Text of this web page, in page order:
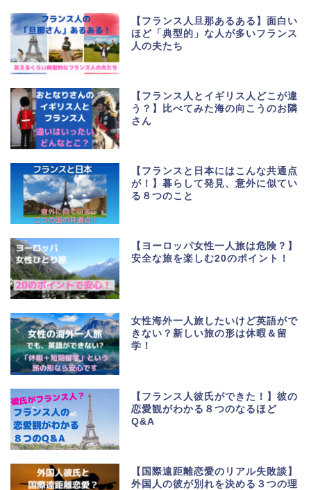
【フランス人旦那あるある】面白い
ほど「典型的」な人が多いフランス
人の夫たち
【フランス人とイギリス人どこが違
う？】比べてみた海の向こうのお隣
さん
【フランスと日本にはこんな共通点
が！】暮らして発見、意外に似てい
る８つのこと
【ヨーロッパ女性一人旅は危険？】
安全な旅を楽しむ20のポイント！
女性海外一人旅したいけど英語がで
きない？新しい旅の形は休暇＆留
学！
【フランス人彼氏ができた！】彼の
恋愛観がわかる８つのなるほど
Q&A
【国際遠距離恋愛のリアル失敗談】
外国人の彼が別れを決める３つの理